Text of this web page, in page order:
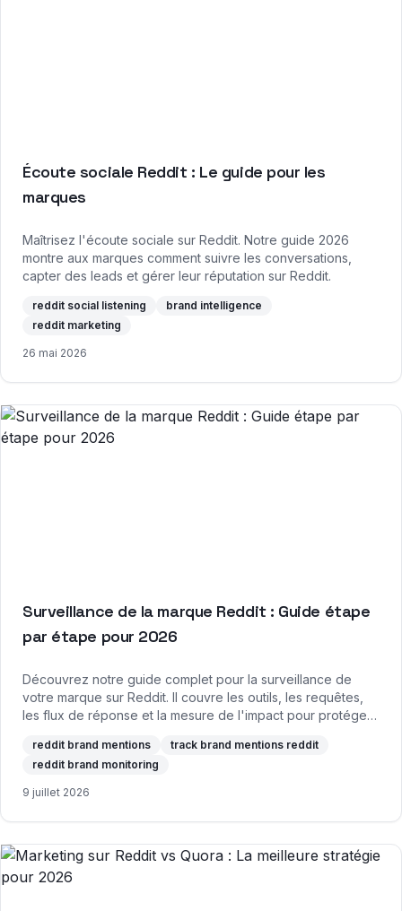
Écoute sociale Reddit : Le guide pour les
marques
Maîtrisez l'écoute sociale sur Reddit. Notre guide 2026
montre aux marques comment suivre les conversations,
capter des leads et gérer leur réputation sur Reddit.
reddit social listening
brand intelligence
reddit marketing
26 mai 2026
Surveillance de la marque Reddit : Guide étape
par étape pour 2026
Découvrez notre guide complet pour la surveillance de
votre marque sur Reddit. Il couvre les outils, les requêtes,
les flux de réponse et la mesure de l'impact pour protéger
reddit brand mentions
track brand mentions reddit
reddit brand monitoring
9 juillet 2026